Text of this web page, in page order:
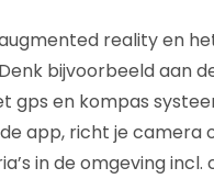
reality en
bijvoorbeeld aan
gps en kompas
app, richt je camera
in de omgeving